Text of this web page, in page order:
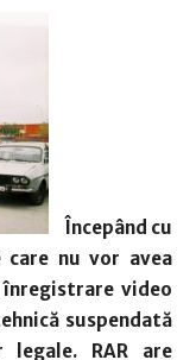
Începând cu
nu vor avea
video
suspendată
legale. RAR are